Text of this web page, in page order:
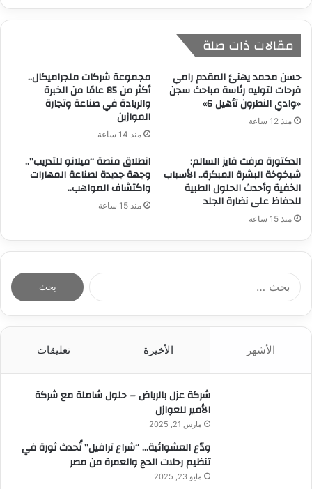
مقالات ذات صلة
حسن محمد يهنئ المقدم رامي
فرحات لتوليه رئاسة مباحث سجن
«وادي النطرون تأهيل 6»
منذ 12 ساعة
مجموعة شركات ملجراميكال..
أكثر من 85 عامًا من الخبرة
والريادة في صناعة وتجارة
الموازين
منذ 14 ساعة
الدكتورة مرفت فايز السالم:
شيخوخة البشرة المبكرة.. الأسباب
الخفية وأحدث الحلول الطبية
للحفاظ على نضارة الجلد
منذ 15 ساعة
انطلاق منصة “ميلانو للتدريب”..
وجهة جديدة لصناعة المهارات
واكتشاف المواهب..
منذ 15 ساعة
الأشهر الأخيرة تعليقات
شركة عزل بالرياض – حلول شاملة مع شركة
الأمير للعوازل
مارس 21, 2025
ودّع العشوائية… “شراع ترافيل” تُحدث ثورة في
تنظيم رحلات الحج والعمرة من مصر
مايو 23, 2025